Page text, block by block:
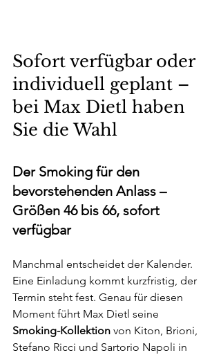
Sofort verfügbar oder
individuell geplant –
bei Max Dietl haben
Sie die Wahl
Der Smoking für den
bevorstehenden Anlass –
Größen 46 bis 66, sofort
verfügbar
Manchmal entscheidet der Kalender.
Eine Einladung kommt kurzfristig, der
Termin steht fest. Genau für diesen
Moment führt Max Dietl seine
Smoking-Kollektion von Kiton, Brioni,
Stefano Ricci und Sartorio Napoli in